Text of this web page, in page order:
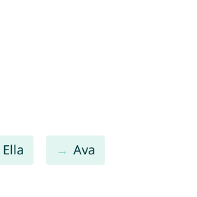
Ella Ava